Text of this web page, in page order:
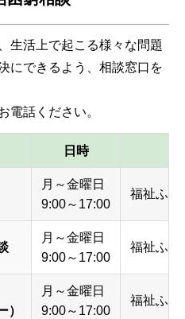
生活上で起こる様々な問題
にできるよう、相談窓口を
電話ください。
日時
月～金曜日
9:00～17:00
福祉ふれ
月～金曜日
9:00～17:00
福祉ふれ
）
月～金曜日
9:00～17:00
福祉ふれ